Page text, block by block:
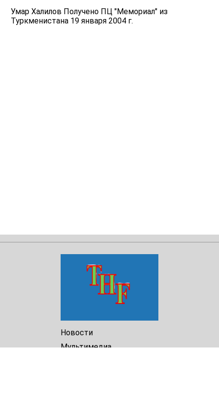
Умар Халилов Получено ПЦ "Мемориал" из
Туркменистана 19 января 2004 г.
Новости
Мультимедиа